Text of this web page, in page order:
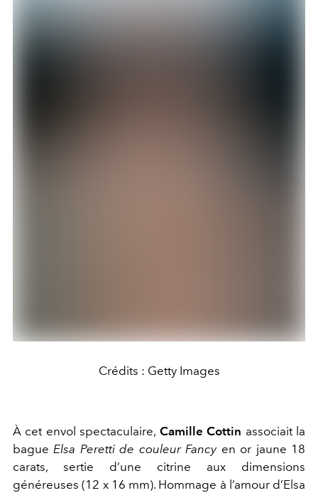
Crédits : Getty Images
À cet envol spectaculaire, Camille Cottin associait la
bagueElsa Peretti de couleur Fancy en or jaune 18
carats, sertie d’une citrine aux dimensions
généreuses (12 x 16 mm). Hommage à l’amour d’Elsa